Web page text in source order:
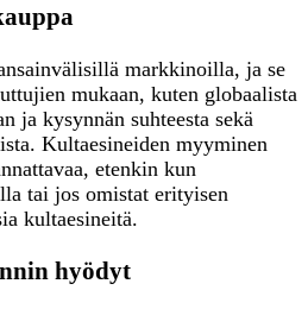
markkinoilla, ja se
mukaan, kuten globaalista
ja kysynnän suhteesta sekä
Kultaesineiden myyminen
etenkin kun
tai jos omistat erityisen
kultaesineitä.
hyödyt